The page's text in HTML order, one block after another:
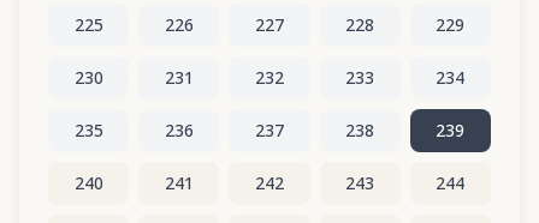
225 226 227 228 229
230 231 232 233 234
235 236 237 238 239
240 241 242 243 244